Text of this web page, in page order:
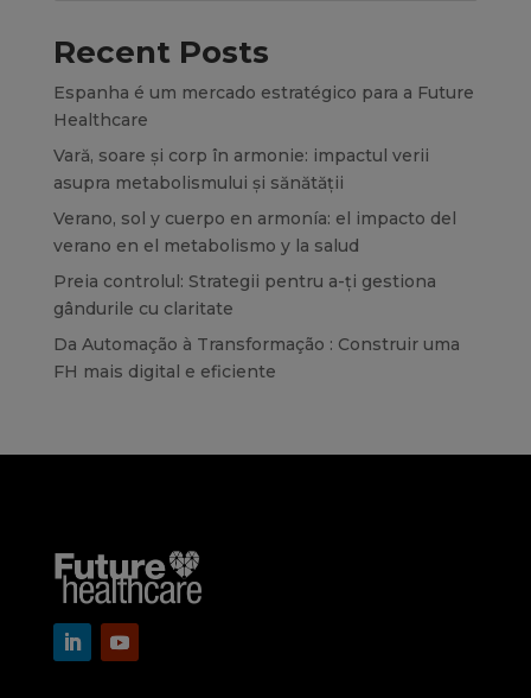
Recent Posts
Espanha é um mercado estratégico para a Future
Healthcare
Vară, soare și corp în armonie: impactul verii
asupra metabolismului și sănătății
Verano, sol y cuerpo en armonía: el impacto del
verano en el metabolismo y la salud
Preia controlul: Strategii pentru a-ți gestiona
gândurile cu claritate
Da Automação à Transformação : Construir uma
FH mais digital e eficiente